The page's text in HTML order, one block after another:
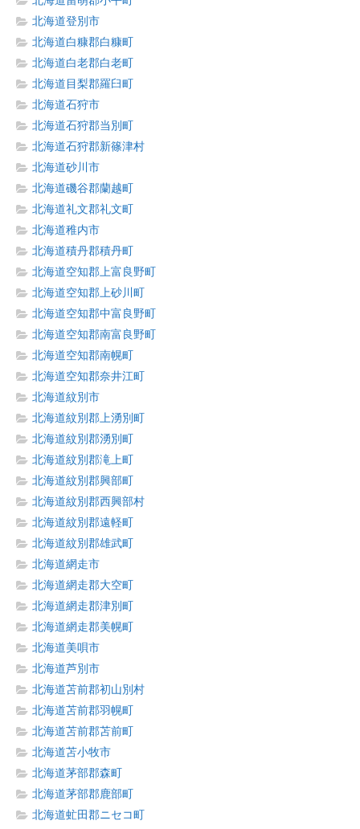
北海道登別市
北海道白糠郡白糠町
北海道白老郡白老町
北海道目梨郡羅臼町
北海道石狩市
北海道石狩郡当別町
北海道石狩郡新篠津村
北海道砂川市
北海道磯谷郡蘭越町
北海道礼文郡礼文町
北海道稚内市
北海道積丹郡積丹町
北海道空知郡上富良野町
北海道空知郡上砂川町
北海道空知郡中富良野町
北海道空知郡南富良野町
北海道空知郡南幌町
北海道空知郡奈井江町
北海道紋別市
北海道紋別郡上湧別町
北海道紋別郡湧別町
北海道紋別郡滝上町
北海道紋別郡興部町
北海道紋別郡西興部村
北海道紋別郡遠軽町
北海道紋別郡雄武町
北海道網走市
北海道網走郡大空町
北海道網走郡津別町
北海道網走郡美幌町
北海道美唄市
北海道芦別市
北海道苫前郡初山別村
北海道苫前郡羽幌町
北海道苫前郡苫前町
北海道苫小牧市
北海道茅部郡森町
北海道茅部郡鹿部町
北海道虻田郡ニセコ町